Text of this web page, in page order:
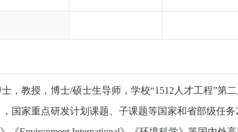
士 ， 教授 ， 博士/硕士生导师 ， 学校“1512 人才工程”第二
， 国家重点研发计划课题 子课题等国家和省部级任务